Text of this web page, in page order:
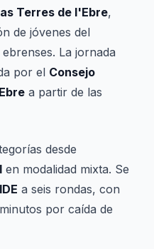
Terres de l'Ebre,
de jóvenes del
La jornada
por el Consejo
a partir de las
desde
en modalidad mixta. Se
a seis rondas, con
por caída de